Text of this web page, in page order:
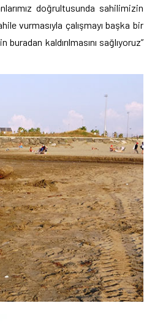
doğrultusunda sahilimizin
vurmasıyla çalışmayı başka bir
kaldırılmasını sağlıyoruz”